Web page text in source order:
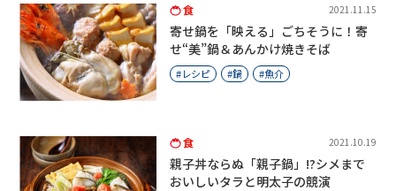
食 2021.11.15
寄せ鍋を「映える」ごちそうに！寄
せ“美”鍋＆あんかけ焼きそば
レシピ 鍋 魚介
食 2021.10.19
親子丼ならぬ「親子鍋」!?シメまで
おいしいタラと明太子の競演